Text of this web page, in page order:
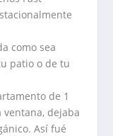
como sea
patio o de tu
de 1
dejaba
Así fué